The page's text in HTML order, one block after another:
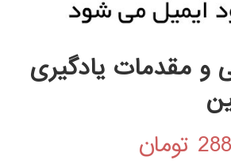
و مقدمات یادگیری
تومان